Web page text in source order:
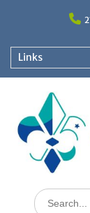
Links
Search
for: